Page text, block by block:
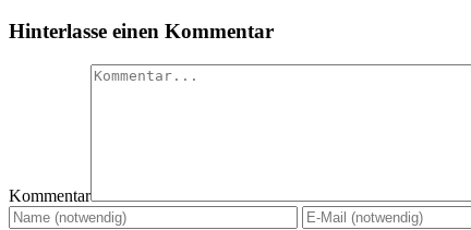
Hinterlasse einen Kommentar
Kommentar